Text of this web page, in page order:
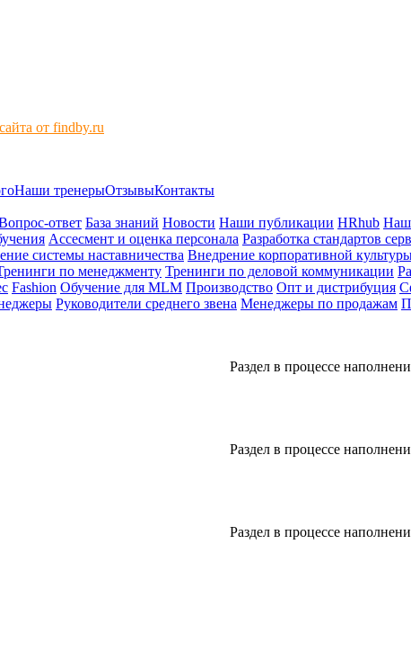
от findby.ru
Наши тренерыОтзывыКонтакты
ответ База знаний Новости Наши публикации HRhub
Ассесмент и оценка персонала Разработка стандартов
системы наставничества Внедрение корпоративной
по менеджменту Тренинги по деловой коммуникации
Fashion Обучение для MLM Производство Опт и дистрибуция
Руководители среднего звена Менеджеры по продажам
Раздел в процессе
Раздел в процессе
Раздел в процессе